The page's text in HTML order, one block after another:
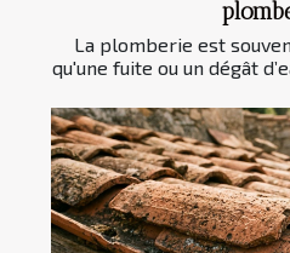
La plomberie est
qu'une fuite ou un dégât